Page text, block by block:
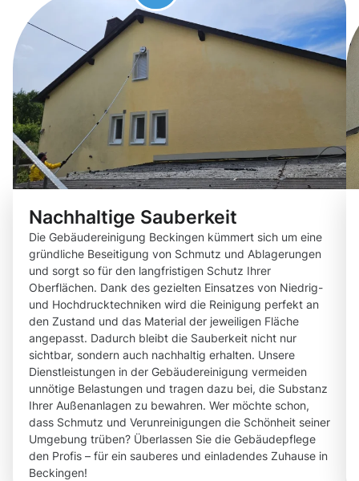
Nachhaltige Sauberkeit
Die Gebäudereinigung Beckingen kümmert sich um eine
gründliche Beseitigung von Schmutz und Ablagerungen
und sorgt so für den langfristigen Schutz Ihrer
Oberflächen. Dank des gezielten Einsatzes von Niedrig-
und Hochdrucktechniken wird die Reinigung perfekt an
den Zustand und das Material der jeweiligen Fläche
angepasst. Dadurch bleibt die Sauberkeit nicht nur
sichtbar, sondern auch nachhaltig erhalten. Unsere
Dienstleistungen in der Gebäudereinigung vermeiden
unnötige Belastungen und tragen dazu bei, die Substanz
Ihrer Außenanlagen zu bewahren. Wer möchte schon,
dass Schmutz und Verunreinigungen die Schönheit seiner
Umgebung trüben? Überlassen Sie die Gebäudepflege
den Profis – für ein sauberes und einladendes Zuhause in
Beckingen!